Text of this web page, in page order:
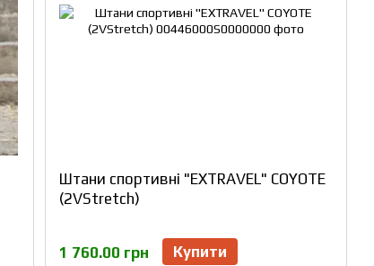
Штани спортивні "EXTRAVEL" COYOTE
(2VStretch)
1 760.00 грн Купити